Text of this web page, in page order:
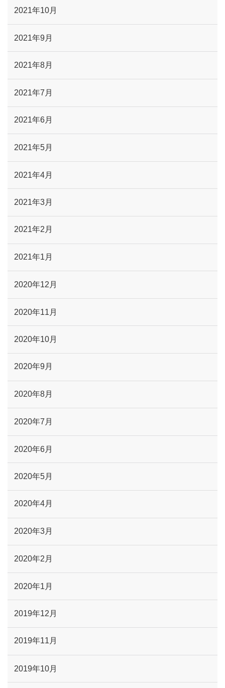
2021年10月
2021年9月
2021年8月
2021年7月
2021年6月
2021年5月
2021年4月
2021年3月
2021年2月
2021年1月
2020年12月
2020年11月
2020年10月
2020年9月
2020年8月
2020年7月
2020年6月
2020年5月
2020年4月
2020年3月
2020年2月
2020年1月
2019年12月
2019年11月
2019年10月